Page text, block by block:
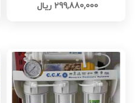
299,880,000 ریال